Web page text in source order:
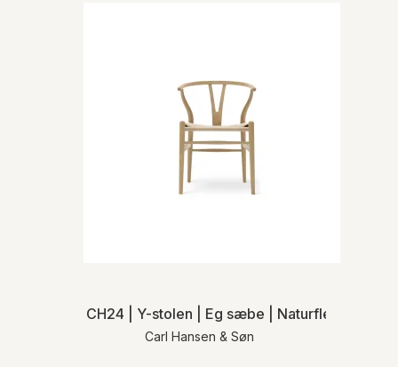
CH24 | Y-stolen | Eg sæbe | Naturflet | MH
Carl Hansen & Søn